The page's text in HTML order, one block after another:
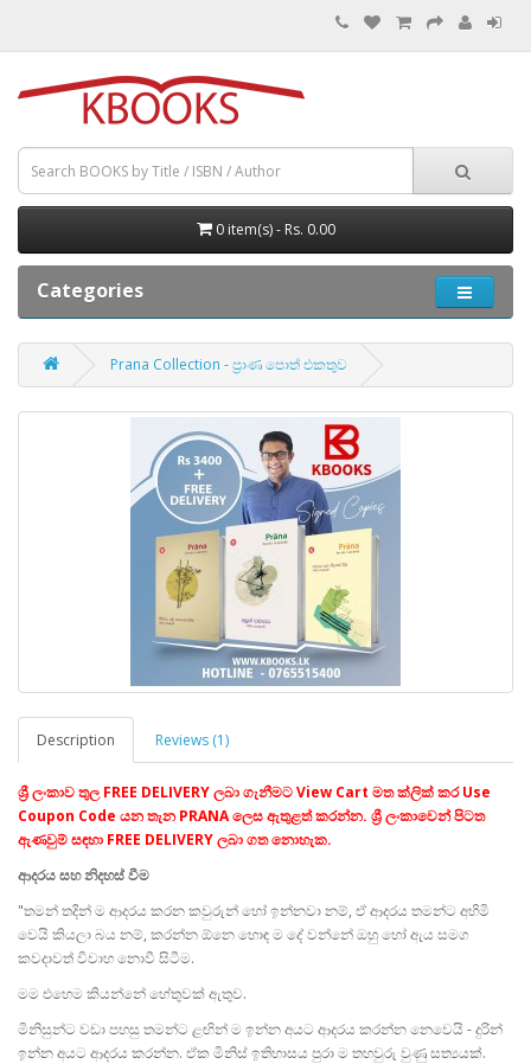
0 item(s) - Rs. 0.00
Categories
Prana Collection - ප්‍රාණ පොත් එකතුව
Description Reviews (1)
ශ්‍රී ලංකාව තුලFREE DELIVERY ලබා ගැනීමට View Cart මත ක්ලික් කර Use
Coupon Code යන තැන PRANA ලෙස ඇතුළත් කරන්න. ශ්‍රී ලංකාවෙන් පිටත
ඇණවුම් සඳහා FREE DELIVERY ලබා ගත නොහැක.
ආදරය සහ නිදහස් වීම
"තමන් තදින් ම ආදරය කරන කවුරුන් හෝ ඉන්නවා නම්, ඒ ආදරය තමන්ට අහිමි
වෙයි කියලා බය නම්, කරන්න ඕනෙ හොඳ ම දේ වන්නේ ඔහු හෝ ඇය සමග
කවදාවත් විවාහ නොවී සිටීම.
මම එහෙම කියන්නේ හේතුවක් ඇතුව.
මිනිසුන්ට වඩා පහසු තමන්ට ළඟින් ම ඉන්න අයට ආදරය කරන්න නෙවෙයි - දුරින්
ඉන්න අයට ආදරය කරන්න. ඒක මිනිස් ඉතිහාසය පුරා ම තහවුරු වුණු සත්‍යයක්.